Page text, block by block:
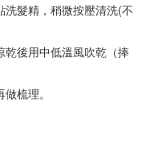
髮精，稍微按壓清洗(不
後用中低溫風吹乾（捧
梳理。